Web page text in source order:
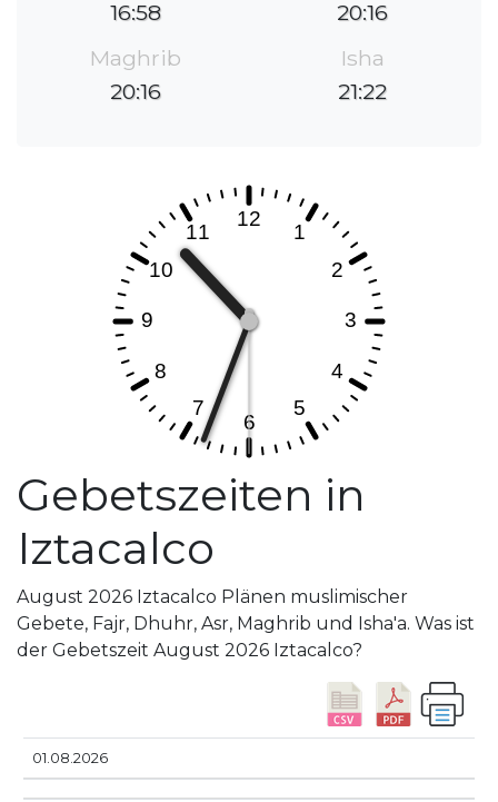
16:58
20:16
Maghrib
20:16
Isha
21:22
Gebetszeiten in
Iztacalco
August 2026 Iztacalco Plänen muslimischer
Gebete, Fajr, Dhuhr, Asr, Maghrib und Isha'a. Was ist
der Gebetszeit August 2026 Iztacalco?
DATUM
01.08.2026